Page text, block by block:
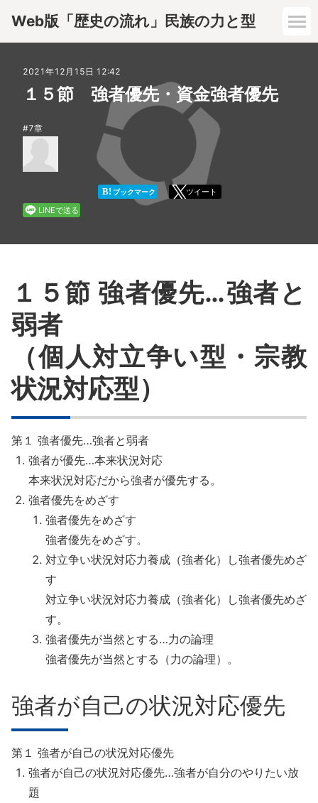
Web版「歴史の流れ」民族の力と型
2章
4章
7章
10章
11章
2021年12月15日 12:42
１５節 強者優先・資金強者優先
7章
B! ブックマーク
ツイート
LINEで送る
１５節 強者優先…強者と
弱者
（個人対立争い型・宗教
状況対応型）
第１ 強者優先…強者と弱者
強者が優先…本来状況対応
本来状況対応だから強者が優先する。
強者優先をめざす
強者優先をめざす
強者優先をめざす。
対立争い状況対応力養成（強者化）し強者優先めざ
す
対立争い状況対応力養成（強者化）し強者優先めざ
す。
強者優先が当然とする…力の論理
強者優先が当然とする（力の論理）。
強者が自己の状況対応優先
第１ 強者が自己の状況対応優先
強者が自己の状況対応優先…強者が自分のやりたい放
題